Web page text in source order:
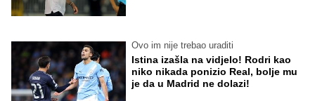
Ovo im nije trebao uraditi
Istina izašla na vidjelo! Rodri kao
niko nikada ponizio Real, bolje mu
je da u Madrid ne dolazi!